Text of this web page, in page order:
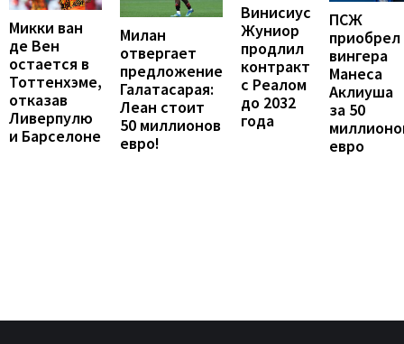
Микки ван
де Вен
остается в
Тоттенхэме,
отказав
Ливерпулю
и Барселоне
Милан
отвергает
предложение
Галатасарая:
Леан стоит
50 миллионов
евро!
Винисиус
Жуниор
продлил
контракт
с Реалом
до 2032
года
ПСЖ
приобрел
вингера
Манеса
Аклиуша
за 50
евро